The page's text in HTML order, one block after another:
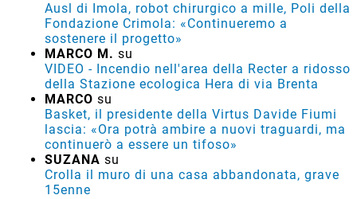
Ausl di Imola, robot chirurgico a mille, Poli della
Fondazione Crimola: «Continueremo a
sostenere il progetto»
MARCO M. su
VIDEO - Incendio nell'area della Recter a ridosso
della Stazione ecologica Hera di via Brenta
MARCO su
Basket, il presidente della Virtus Davide Fiumi
lascia: «Ora potrà ambire a nuovi traguardi, ma
continuerò a essere un tifoso»
SUZANA su
Crolla il muro di una casa abbandonata, grave
15enne